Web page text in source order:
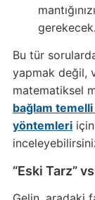
gerekecek.
Bu tür
yapmak değil,
matematiksel
bağlam temelli
yöntemleriiçin
“Eski Tarz”